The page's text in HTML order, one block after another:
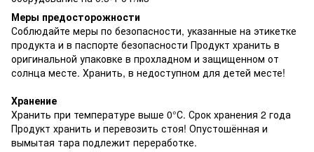
Меры предосторожности
Соблюдайте меры по безопасности, указанные на этикетке
продукта и в паспорте безопасности Продукт хранить в
оригинальной упаковке в прохладном и защищенном от
солнца месте. Хранить, в недоступном для детей месте!
Хранение
Хранить при температуре выше 0°С. Срок хранения 2 года
Продукт хранить и перевозить стоя! Опустошённая и
вымытая тара подлежит переработке.